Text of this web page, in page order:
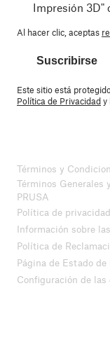
Impresión 3D"
Al hacer clic, aceptas
Suscribirse
Este sitio está
Política de Privacidady
Términos y
Términos Generales
PRUSA
Política de privacidad
Información sobre
Política de
Página de Estado
Configuración de las